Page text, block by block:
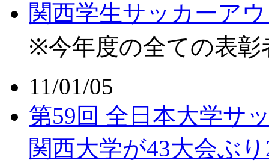
関西学生サッカーア
※今年度の全ての表
11/01/05
第59回 全日本大学サ
関西大学が43大会ぶ